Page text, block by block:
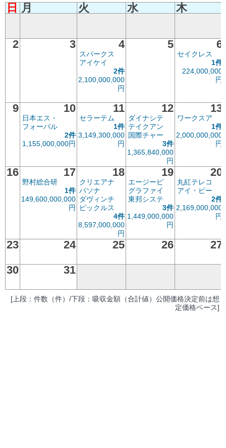
日 月 火 水 木
2 3 4
スパークス
アイケイ
2件
2,100,000,000
円
5 6
セイクレス
1件
224,000,000
円
9 10
日本エス・
フォーバル
2件
1,155,000,000円
11
セラーテム
1件
3,149,300,000
円
12
ダイナシテ
テイクアン
国際チャー
3件
1,365,840,000
円
13
ワークスア
1件
2,000,000,000
円
16 17
野村総合研
1件
149,600,000,000
円
18
クリエアナ
パソナ
ダヴィンチ
ピックルス
4件
8,597,000,000
円
19
エージーピ
グラファイ
東邦システ
3件
1,449,000,000
円
20
丸紅テレコ
アイ・ピー
2件
2,169,000,000
円
23 24 25 26
27
30
31
[上段：件数（件）/下段：吸収金額（合計値）公開価格決定前は想
定価格ベース]